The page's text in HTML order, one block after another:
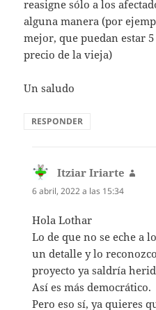
reasigne sólo a los
alguna manera (por
mejor, que puedan estar
precio de la vieja)
Un saludo
RESPONDER
Itziar Iriarte
6 abril, 2022 a las 15:34
Hola Lothar
Lo de que no se eche a
un detalle y lo
proyecto ya saldría
Así es más democrático.
Pero eso sí, ya quieres